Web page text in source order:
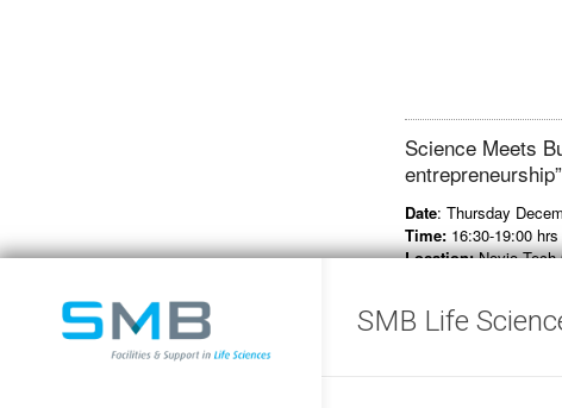
Science Meets
entrepreneurship”
Date: Thursday
Time: 16:30-19:00
Location:Novio Tech
We will conclude this
SMB Life